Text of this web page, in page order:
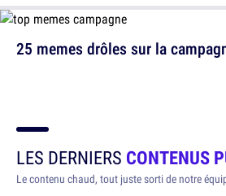
25 memes drôles sur la
LES DERNIERS CONTENUS
Le contenu chaud, tout juste sorti de notre